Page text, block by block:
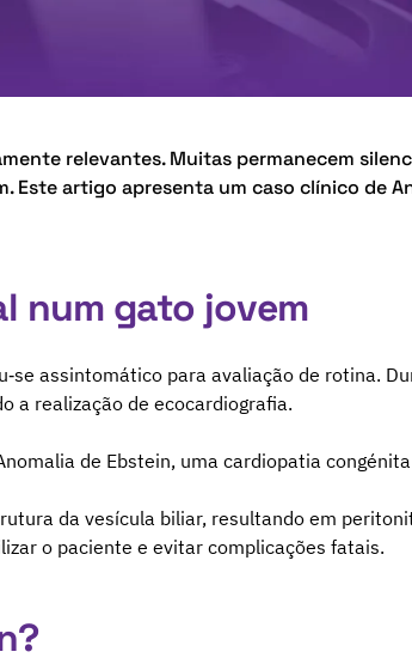
relevantes. Muitas permanecem
Este artigo apresenta um caso clínico de
num gato jovem
assintomático para avaliação de rotina.
a realização de ecocardiografia.
de Ebstein, uma cardiopatia
da vesícula biliar, resultando em
o paciente e evitar complicações fatais.